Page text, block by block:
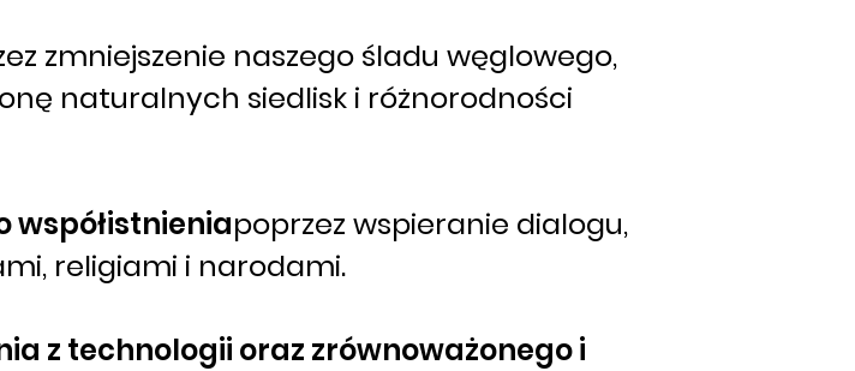
zmniejszenie naszego śladu węglowego,
naturalnych siedlisk i różnorodności
współistnieniapoprzez wspieranie dialogu,
religiami i narodami.
z technologii oraz zrównoważonego i